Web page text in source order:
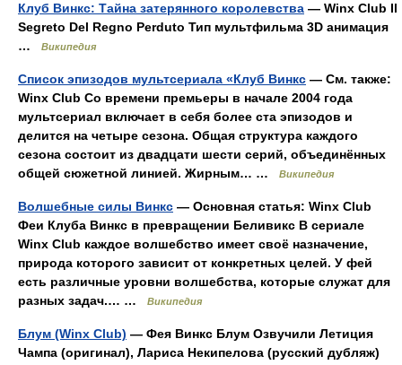
Клуб Винкс: Тайна затерянного королевства — Winx Club Il
Segreto Del Regno Perduto Тип мультфильма 3D анимация
…
Википедия
Список эпизодов мультсериала «Клуб Винкс — См. также:
Winx Club Со времени премьеры в начале 2004 года
мультсериал включает в себя более ста эпизодов и
делится на четыре сезона. Общая структура каждого
сезона состоит из двадцати шести серий, объединённых
общей сюжетной линией. Жирным… …
Википедия
Волшебные силы Винкс — Основная статья: Winx Club
Феи Клуба Винкс в превращении Беливикс В сериале
Winx Club каждое волшебство имеет своё назначение,
природа которого зависит от конкретных целей. У фей
есть различные уровни волшебства, которые служат для
разных задач.… …
Википедия
Блум (Winx Club) — Фея Винкс Блум Озвучили Летиция
Чампа (оригинал), Лариса Некипелова (русский дубляж)